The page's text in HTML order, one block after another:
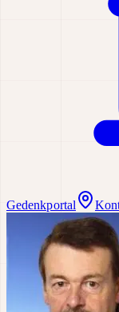
Gedenkportal